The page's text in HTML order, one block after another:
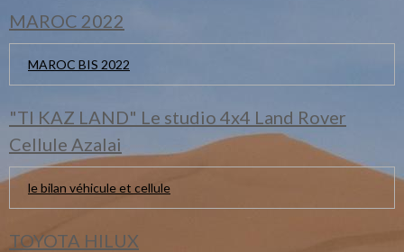
MAROC 2022
MAROC BIS 2022
"TI KAZ LAND" Le studio 4x4 Land Rover
Cellule Azalai
le bilan véhicule et cellule
TOYOTA HILUX